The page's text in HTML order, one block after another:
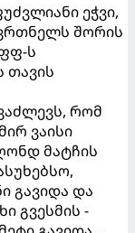
ეჭვი,
შორის
ს
თავის
რომ
ვაისი
მატჩის
გავიდა და
გვესმის -